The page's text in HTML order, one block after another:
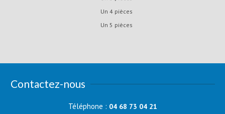
Un 4 pièces
Un 5 pièces
Contactez-nous
Téléphone : 04 68 73 04 21